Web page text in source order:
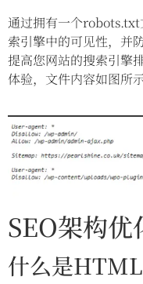
通过拥有一个robots.txt
索引擎中的可见性，并
提高您网站的搜索引擎
体验，文件内容如图所示
SEO架构
什么是